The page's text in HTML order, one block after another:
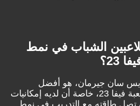
الشباب في نمط
23؟
سان جيرمان، هو أفضل
اللاعبين الشباب في لعبة فيفا 23، خاصة أن لديه إمكانيات
تصل طاقته مع التدريب في نمط